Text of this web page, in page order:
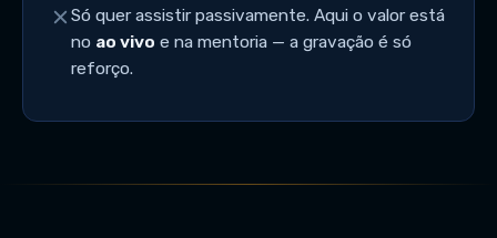
Só quer assistir passivamente. Aqui o valor está
no ao vivo e na mentoria — a gravação é só
reforço.